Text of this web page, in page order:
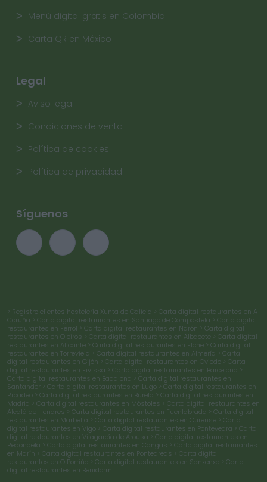
Menú digital gratis en Colombia
Carta QR en México
Legal
Aviso legal
Condiciones de venta
Política de cookies
Política de privacidad
Síguenos
> Registro clientes hostelería Xunta de Galicia > Carta digital restaurantes en A
Coruña > Carta digital restaurantes en Santiago de Compostela > Carta digital
restaurantes en Ferrol > Carta digital restaurantes en Narón > Carta digital
restaurantes en Oleiros > Carta digital restaurantes en Albacete > Carta digital
restaurantes en Alicante > Carta digital restaurantes en Elche > Carta digital
restaurantes en Torrevieja > Carta digital restaurantes en Almería > Carta
digital restaurantes en Gijón > Carta digital restaurantes en Oviedo > Carta
digital restaurantes en Eivissa > Carta digital restaurantes en Barcelona >
Carta digital restaurantes en Badalona > Carta digital restaurantes en
Santander > Carta digital restaurantes en Lugo > Carta digital restaurantes en
Ribadeo > Carta digital restaurantes en Burela > Carta digital restaurantes en
Madrid > Carta digital restaurantes en Móstoles > Carta digital restaurantes en
Alcalá de Henares > Carta digital restaurantes en Fuenlabrada > Carta digital
restaurantes en Marbella > Carta digital restaurantes en Ourense > Carta
digital restaurantes en Vigo > Carta digital restaurantes en Pontevedra > Carta
digital restaurantes en Vilagarcía de Arousa > Carta digital restaurantes en
Redondela > Carta digital restaurantes en Cangas > Carta digital restaurantes
en Marín > Carta digital restaurantes en Ponteareas > Carta digital
restaurantes en O Porriño > Carta digital restaurantes en Sanxenxo > Carta
digital restaurantes en Benidorm